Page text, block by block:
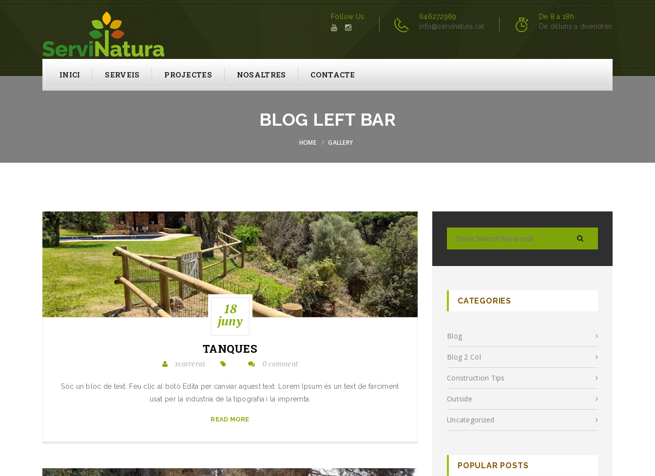
Follow Us
646272969
info@servinatura.cat
De 8 a 18h
De dilluns a divendres
INICI SERVEIS PROJECTES NOSALTRES CONTACTE
BLOG LEFT BAR
HOME GALLERY
18
juny
TANQUES
xcarreras 0 comment
Sóc un bloc de text. Feu clic al botó Edita per canviar aquest text. Lorem Ipsum és un text de farciment
usat per la indústria de la tipografia i la impremta.
READ MORE
CATEGORIES
Blog
Blog 2 Col
Construction Tips
Outside
Uncategorized
POPULAR POSTS